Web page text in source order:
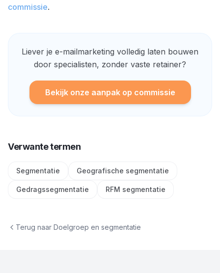
commissie.
Liever je e-mailmarketing volledig laten bouwen
door specialisten, zonder vaste retainer?
Bekijk onze aanpak op commissie
Verwante termen
Segmentatie Geografische segmentatie
Gedragssegmentatie RFM segmentatie
Terug naar Doelgroep en segmentatie